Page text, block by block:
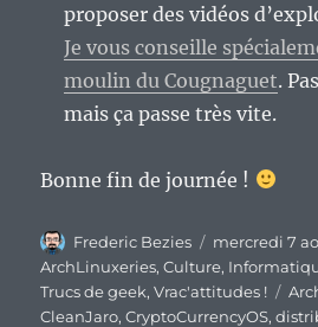
proposer des vidéos
Je vous conseille
moulin du Cougnaguet.
mais ça passe très vite.
Bonne fin de journée !
Auteur
Frederic Bezies
Publié
le
mercredi 7
ArchLinuxeries,Culture,
Trucs de geek,Vrac'attitudes !
CleanJaro,CryptoCurrencyOS,